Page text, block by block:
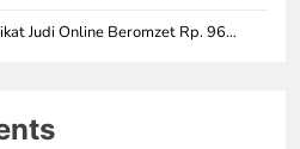
Judi Online Beromzet Rp. 96…